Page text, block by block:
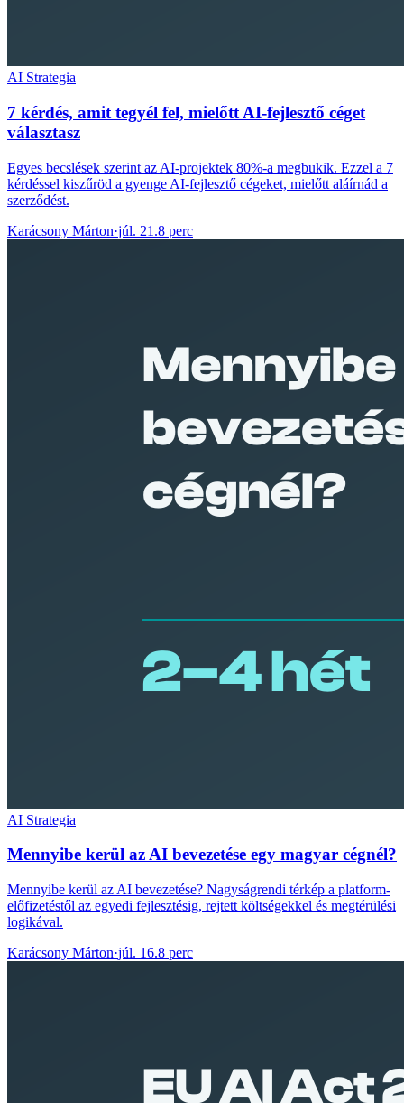
AI Strategia
7 kérdés, amit tegyél fel, mielőtt AI-fejlesztő céget
választasz
Egyes becslések szerint az AI-projektek 80%-a megbukik. Ezzel a 7
kérdéssel kiszűröd a gyenge AI-fejlesztő cégeket, mielőtt aláírnád a
szerződést.
Karácsony Márton·júl. 21.8 perc
AI Strategia
Mennyibe kerül az AI bevezetése egy magyar cégnél?
Mennyibe kerül az AI bevezetése? Nagyságrendi térkép a platform-
előfizetéstől az egyedi fejlesztésig, rejtett költségekkel és megtérülési
logikával.
Karácsony Márton·júl. 16.8 perc